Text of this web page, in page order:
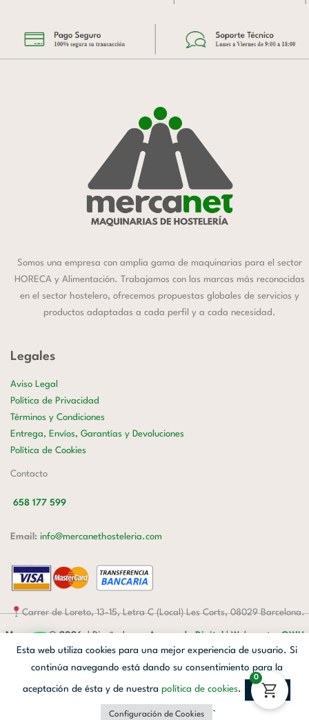
Somos una empresa con amplia gama de maquinarias para el sector
HORECA y Alimentación. Trabajamos con las marcas más reconocidas
en el sector hostelero, ofrecemos propuestas globales de servicios y
productos adaptadas a cada perfil y a cada necesidad.
Legales
Aviso Legal
Política de Privacidad
Términos y Condiciones
Entrega, Envíos, Garantías y Devoluciones
Política de Cookies
Contacto
658 177 599
Email: info@mercanethosteleria.com
Carrer de Loreto, 13-15, Letra C (Local) Les Corts, 08029 Barcelona.
Mercanet © 2026.| Diseñado porAvanzada Digital| WebmasterOWH
Cloud
Facebook Instagram
Esta web utiliza cookies para una mejor experiencia de usuario. Si
continúa navegando está dando su consentimiento para la
aceptación de ésta y de nuestra política de cookies. Aceptar
Configuración de Cookies `
0